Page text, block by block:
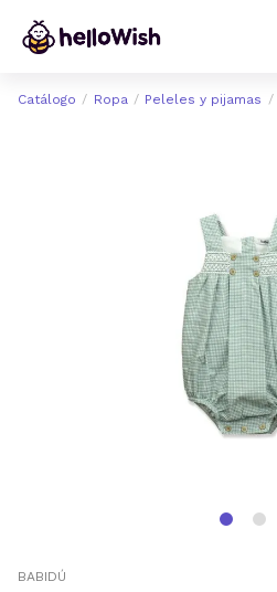
Catálogo Ropa Peleles y pijamas
BABIDÚ